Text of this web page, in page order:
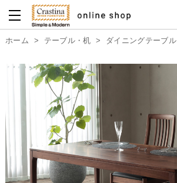
ダイニングテーブルセット
ホーム > テーブル・机 > ダイニングテーブル